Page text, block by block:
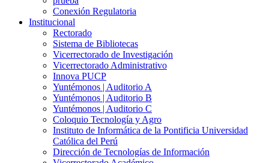
Conexión Regulatoria
Institucional
Rectorado
Sistema de Bibliotecas
Vicerrectorado de Investigación
Vicerrectorado Administrativo
Innova PUCP
Yuntémonos | Auditorio A
Yuntémonos | Auditorio B
Yuntémonos | Auditorio C
Coloquio Tecnología y Agro
Instituto de Informática de la Pontificia Universidad
Católica del Perú
Dirección de Tecnologías de Información